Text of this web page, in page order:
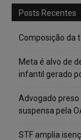
Posts Recentes
Composição da
Meta é alvo de
infantil gerado
Advogado
suspensa pela
STF amplia